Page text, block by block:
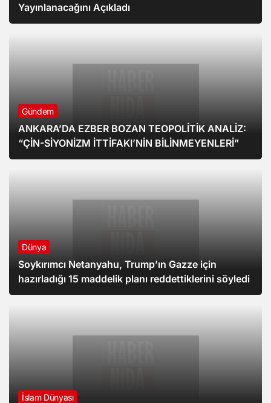
Yayınlanacağını Açıkladı
Gündem
ANKARA’DA EZBER BOZAN TEOPOLİTİK ANALİZ:
“ÇİN-SİYONİZM İTTİFAKI’NİN BİLİNMEYENLERİ”
Dünya
Soykırımcı Netanyahu, Trump’ın Gazze için
hazırladığı 15 maddelik planı reddettiklerini söyledi
İslam Dünyası